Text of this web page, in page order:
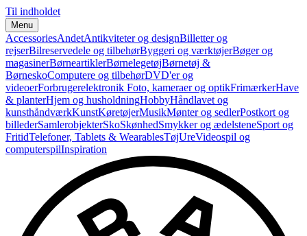
Til indholdet
Menu
AccessoriesAndetAntikviteter og designBilletter og
rejserBilreservedele og tilbehørByggeri og værktøjerBøger og
magasinerBørneartiklerBørnelegetøjBørnetøj &
BørneskoComputere og tilbehørDVD'er og
videoerForbrugerelektronik Foto, kameraer og optikFrimærkerHave
& planterHjem og husholdningHobbyHåndlavet og
kunsthåndværkKunstKøretøjerMusikMønter og sedlerPostkort og
billederSamlerobjekterSkoSkønhedSmykker og ædelsteneSport og
FritidTelefoner, Tablets & WearablesTøjUreVideospil og
computerspilInspiration